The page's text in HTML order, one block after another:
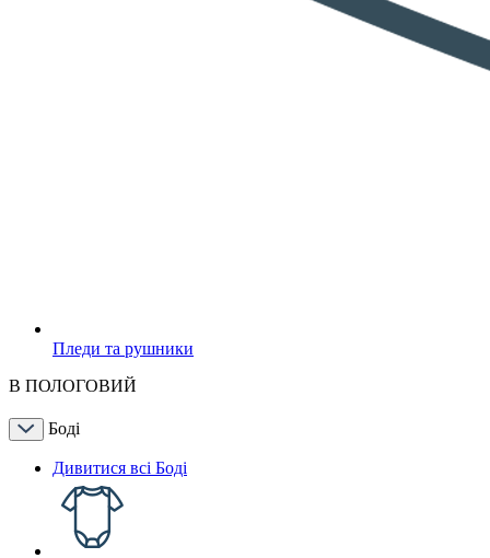
Пледи та рушники
В ПОЛОГОВИЙ
Боді
Дивитися всі Боді